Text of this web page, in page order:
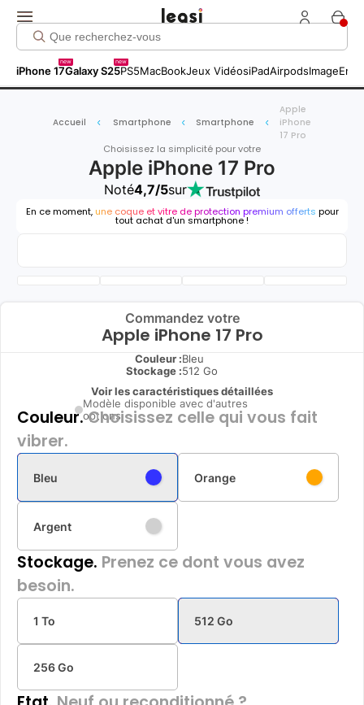
iPhone 17
new
Galaxy S25
new
PS5MacBookJeux VidéosiPadAirpodsImage
Accueil Smartphone Smartphone
Apple
iPhone
17 Pro
Choisissez la simplicité pour votre
Apple iPhone 17 Pro
Noté4,7/5sur
En ce moment, une coque et vitre de protection premium offerts pour
tout achat d'un smartphone !
Commandez votre
Apple iPhone 17 Pro
Couleur :Bleu
Stockage :512 Go
Voir les caractéristiques détaillées
Modèle disponible avec d'autres
options
Couleur.Choisissez celle qui vous fait
vibrer.
Bleu Orange
Argent
Stockage. Prenez ce dont vous avez
besoin.
1 To 512 Go
256 Go